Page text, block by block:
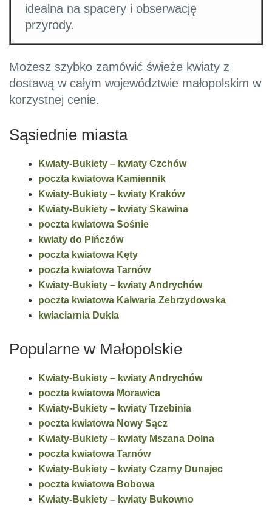
idealna na spacery i obserwację
przyrody.
Możesz szybko zamówić świeże kwiaty z
dostawą w całym województwie małopolskim w
korzystnej cenie.
Sąsiednie miasta
Kwiaty-Bukiety – kwiaty Czchów
poczta kwiatowa Kamiennik
Kwiaty-Bukiety – kwiaty Kraków
Kwiaty-Bukiety – kwiaty Skawina
poczta kwiatowa Sośnie
kwiaty do Pińczów
poczta kwiatowa Kęty
poczta kwiatowa Tarnów
Kwiaty-Bukiety – kwiaty Andrychów
poczta kwiatowa Kalwaria Zebrzydowska
kwiaciarnia Dukla
Popularne w Małopolskie
Kwiaty-Bukiety – kwiaty Andrychów
poczta kwiatowa Morawica
Kwiaty-Bukiety – kwiaty Trzebinia
poczta kwiatowa Nowy Sącz
Kwiaty-Bukiety – kwiaty Mszana Dolna
poczta kwiatowa Tarnów
Kwiaty-Bukiety – kwiaty Czarny Dunajec
poczta kwiatowa Bobowa
Kwiaty-Bukiety – kwiaty Bukowno